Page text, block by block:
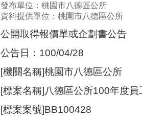
發布單位：桃園市八德區公所
資料提供單位：桃園市八德區公所
公開取得報價單或企劃書公告
公告日：100/04/28
[機關名稱]桃園市八德區公所
[標案名稱]八德區公所100年度員
[標案案號]BB100428